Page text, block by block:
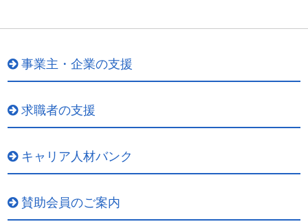
事業主・企業の支援
求職者の支援
キャリア人材バンク
賛助会員のご案内